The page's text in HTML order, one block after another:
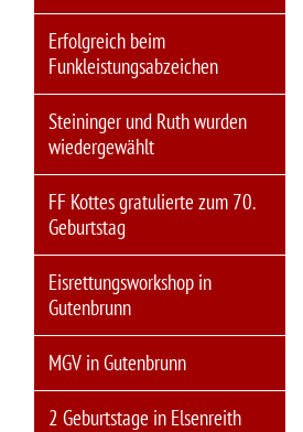
Erfolgreich beim
Funkleistungsabzeichen
Steininger und Ruth wurden
wiedergewählt
FF Kottes gratulierte zum 70.
Geburtstag
Eisrettungsworkshop in
Gutenbrunn
MGV in Gutenbrunn
2 Geburtstage in Elsenreith